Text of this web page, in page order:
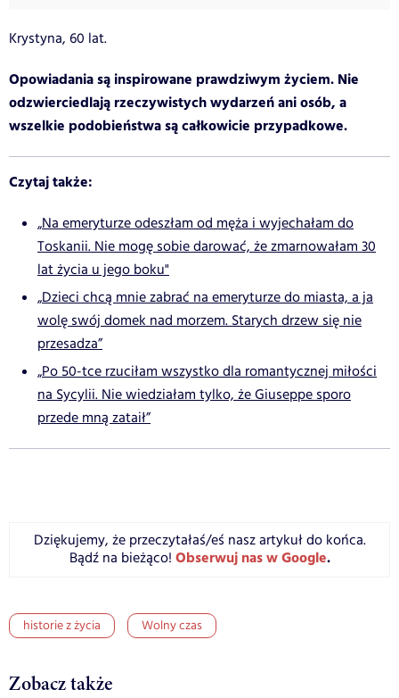
Krystyna, 60 lat.
Opowiadania są inspirowane prawdziwym życiem. Nie
odzwierciedlają rzeczywistych wydarzeń ani osób, a
wszelkie podobieństwa są całkowicie przypadkowe.
Czytaj także:
„Na emeryturze odeszłam od męża i wyjechałam do
Toskanii. Nie mogę sobie darować, że zmarnowałam 30
lat życia u jego boku"
„Dzieci chcą mnie zabrać na emeryturze do miasta, a ja
wolę swój domek nad morzem. Starych drzew się nie
przesadza”
„Po 50-tce rzuciłam wszystko dla romantycznej miłości
na Sycylii. Nie wiedziałam tylko, że Giuseppe sporo
przede mną zataił”
Dziękujemy, że przeczytałaś/eś nasz artykuł do końca.
Bądź na bieżąco! Obserwuj nas w Google.
historie z życia Wolny czas
Zobacz także